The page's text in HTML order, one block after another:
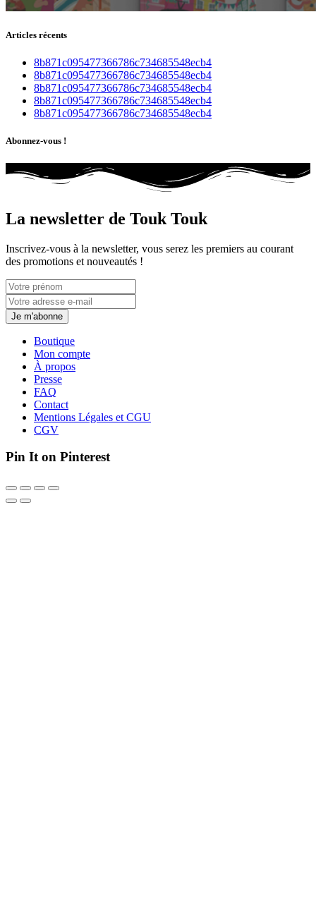
Articles récents
8b871c095477366786c734685548ecb4
8b871c095477366786c734685548ecb4
8b871c095477366786c734685548ecb4
8b871c095477366786c734685548ecb4
8b871c095477366786c734685548ecb4
Abonnez-vous !
La newsletter de Touk Touk
Inscrivez-vous à la newsletter, vous serez les premiers au courant
des promotions et nouveautés !
Je m'abonne
Boutique
Mon compte
À propos
Presse
FAQ
Contact
Mentions Légales et CGU
CGV
Pin It on Pinterest